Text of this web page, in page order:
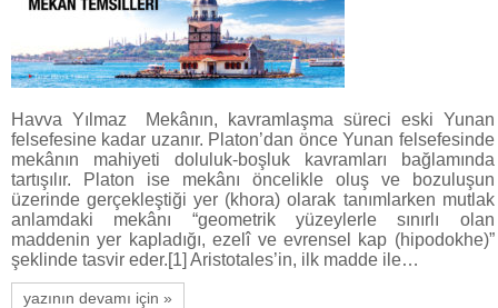
Havva Yılmaz Mekânın, kavramlaşma süreci eski Yunan
felsefesine kadar uzanır. Platon’dan önce Yunan felsefesinde
mekânın mahiyeti doluluk-boşluk kavramları bağlamında
tartışılır. Platon ise mekânı öncelikle oluş ve bozuluşun
üzerinde gerçekleştiği yer (khora) olarak tanımlarken mutlak
anlamdaki mekânı “geometrik yüzeylerle sınırlı olan
maddenin yer kapladığı, ezelî ve evrensel kap (hipodokhe)”
şeklinde tasvir eder.[1] Aristotales’in, ilk madde ile…
yazının devamı için »